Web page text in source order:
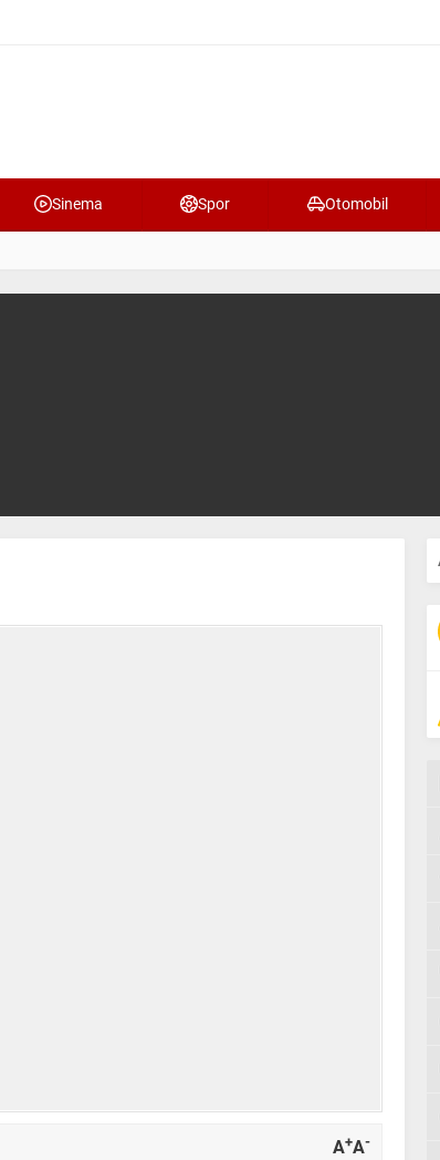
Sinema Spor Otomobil
A+A-